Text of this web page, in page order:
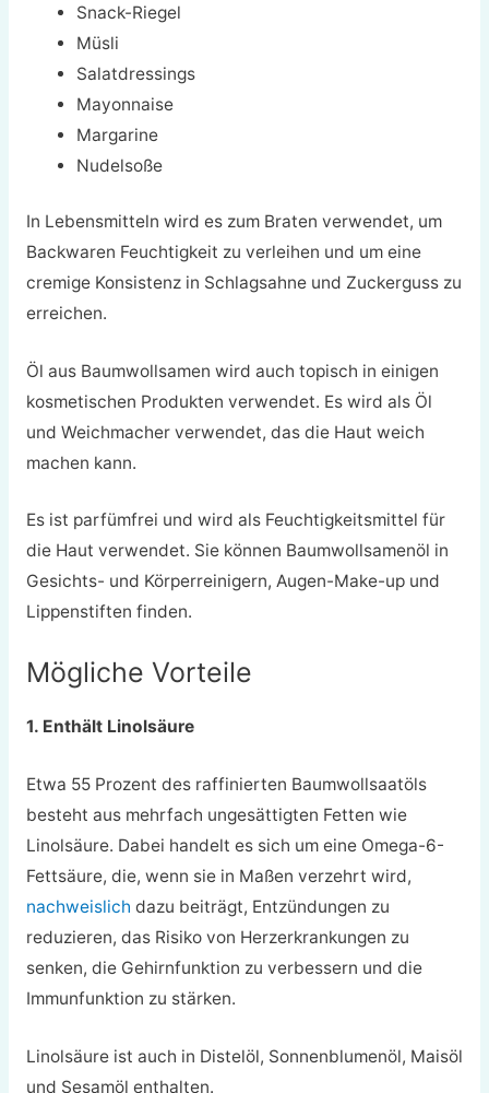
Snack-Riegel
Müsli
Salatdressings
Mayonnaise
Margarine
Nudelsoße
In Lebensmitteln wird es zum Braten verwendet, um
Backwaren Feuchtigkeit zu verleihen und um eine
cremige Konsistenz in Schlagsahne und Zuckerguss zu
erreichen.
Öl aus Baumwollsamen wird auch topisch in einigen
kosmetischen Produkten verwendet. Es wird als Öl
und Weichmacher verwendet, das die Haut weich
machen kann.
Es ist parfümfrei und wird als Feuchtigkeitsmittel für
die Haut verwendet. Sie können Baumwollsamenöl in
Gesichts- und Körperreinigern, Augen-Make-up und
Lippenstiften finden.
Mögliche Vorteile
1. Enthält Linolsäure
Etwa 55 Prozent des raffinierten Baumwollsaatöls
besteht aus mehrfach ungesättigten Fetten wie
Linolsäure. Dabei handelt es sich um eine Omega-6-
Fettsäure, die, wenn sie in Maßen verzehrt wird,
nachweislich dazu beiträgt, Entzündungen zu
reduzieren, das Risiko von Herzerkrankungen zu
senken, die Gehirnfunktion zu verbessern und die
Immunfunktion zu stärken.
Linolsäure ist auch in Distelöl, Sonnenblumenöl, Maisöl
und Sesamöl enthalten.